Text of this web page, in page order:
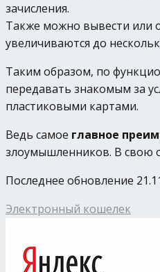
зачисления.
Также можно вывести или
увеличиваются до
Таким образом, по
передавать знакомым за
пластиковыми картами.
Ведь самое главное
злоумышленников. В свою
Последнее обновление
Электронный кошелек